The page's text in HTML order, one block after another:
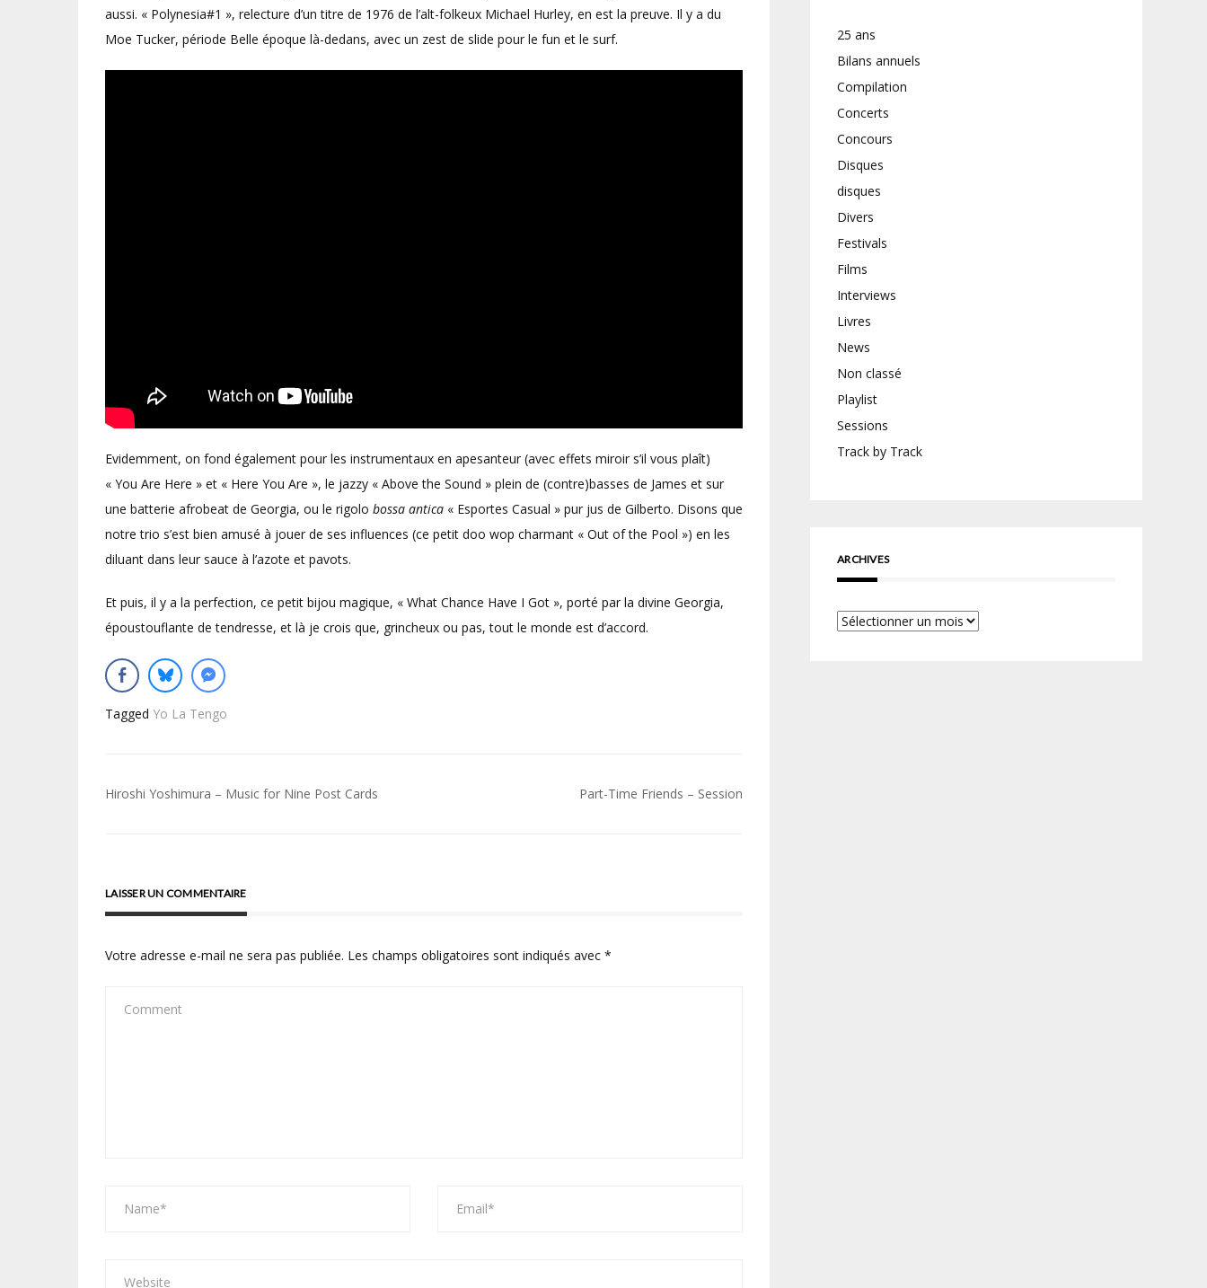
aussi. « Polynesia#1 », relecture d’un titre de 1976 de l’alt-folkeux Michael Hurley, en est la preuve. Il y a du
Moe Tucker, période Belle époque là-dedans, avec un zest de slide pour le fun et le surf.
Evidemment, on fond également pour les instrumentaux en apesanteur (avec effets miroir s’il vous plaît)
« You Are Here » et « Here You Are », le jazzy « Above the Sound » plein de (contre)basses de James et sur
une batterie afrobeat de Georgia, ou le rigolo bossa antica « Esportes Casual » pur jus de Gilberto. Disons que
notre trio s’est bien amusé à jouer de ses influences (ce petit doo wop charmant « Out of the Pool ») en les
diluant dans leur sauce à l’azote et pavots.
Et puis, il y a la perfection, ce petit bijou magique, « What Chance Have I Got », porté par la divine Georgia,
époustouflante de tendresse, et là je crois que, grincheux ou pas, tout le monde est d’accord.
Tagged Yo La Tengo
Navigation
Hiroshi Yoshimura – Music for Nine Post Cards Part-Time Friends – Session
LAISSER UN COMMENTAIRE
Votre adresse e-mail ne sera pas publiée. Les champs obligatoires sont indiqués avec *
25 ans
Bilans annuels
Compilation
Concerts
Concours
Disques
disques
Divers
Festivals
Films
Interviews
Livres
News
Non classé
Playlist
Sessions
Track by Track
ARCHIVES
Archives